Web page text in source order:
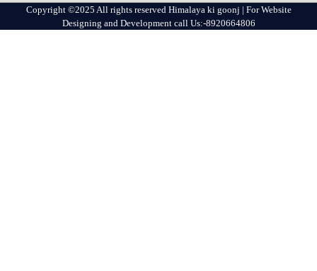
Copyright ©2025 All rights reserved Himalaya ki goonj | For Website
Designing and Development call Us:-8920664806